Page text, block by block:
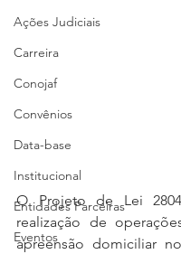
Ações Judiciais
Carreira
Conojaf
Convênios
Data-base
Institucional
Entidades Parceiras
Eventos
O Projeto de Lei
realização de
apreensão domiciliar